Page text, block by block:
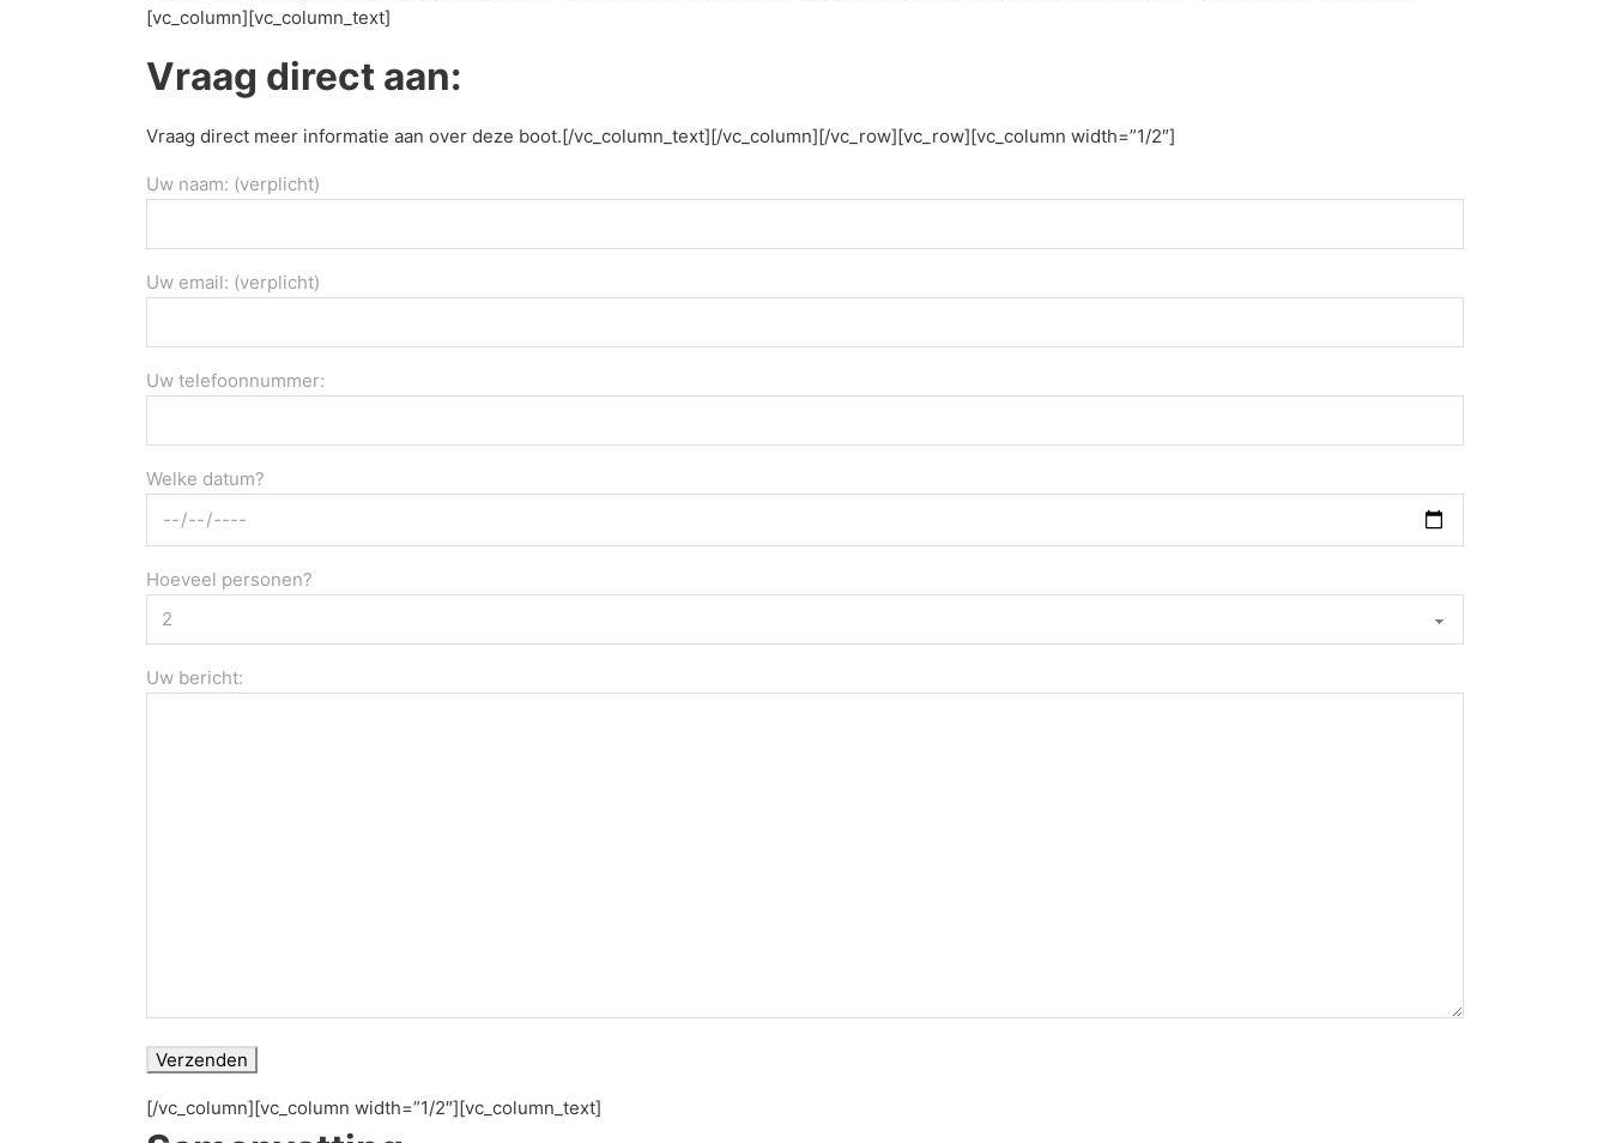
[vc_column][vc_column_text]
Vraag direct aan:
Vraag direct meer informatie aan over deze boot.[/vc_column_text][/vc_column][/vc_row][vc_row][vc_column width=”1/2″]
Uw naam: (verplicht)
Uw email: (verplicht)
Uw telefoonnummer:
Welke datum?
Hoeveel personen?
Uw bericht:
[/vc_column][vc_column width=”1/2″][vc_column_text]